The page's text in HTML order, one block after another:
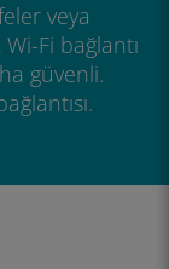
veya
Fi bağlantı
güvenli.